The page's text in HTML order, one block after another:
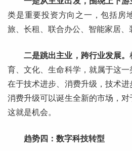
类是重要投资方向之一，包括房
旅、长租、联合办公、智能家居、
二是跳出主业，跨行业发展。
育、文化、生命科学，就属于这一
在于技术进步、消费升级，技术进
消费升级可以诞生全新的市场，对
这就是机会。
趋势四：数字科技转型